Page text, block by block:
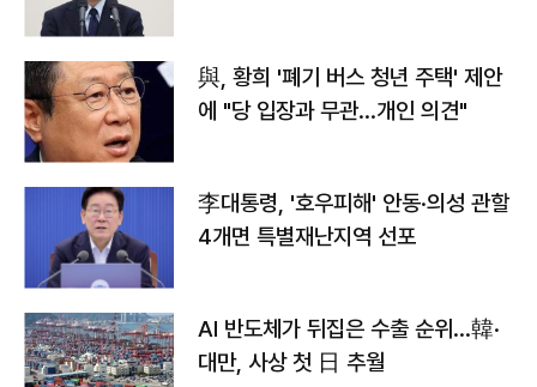
與, 황희 '폐기 버스 청년 주택' 제안
에 "당 입장과 무관…개인 의견"
李대통령, '호우피해' 안동·의성 관할
4개면 특별재난지역 선포
AI 반도체가 뒤집은 수출 순위…韓·
대만, 사상 첫 日 추월